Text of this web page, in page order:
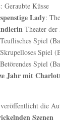
: Geraubte Küsse
Lady:
Theater der
Spiel
Spiel
Spiel
Jahr mit
die
Szenen